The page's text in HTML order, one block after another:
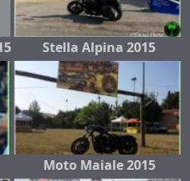
Stella Alpina 2015
Moto Maiale 2015